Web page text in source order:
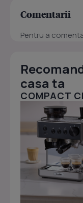
Comentarii
Pentru a
casa ta
COMPACT